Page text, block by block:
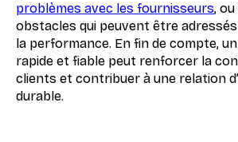
problèmes avec les fournisseurs, ou
obstacles qui peuvent être
la performance. En fin de compte, un
rapide et fiable peut renforcer la
clients et contribuer à une relation
durable.